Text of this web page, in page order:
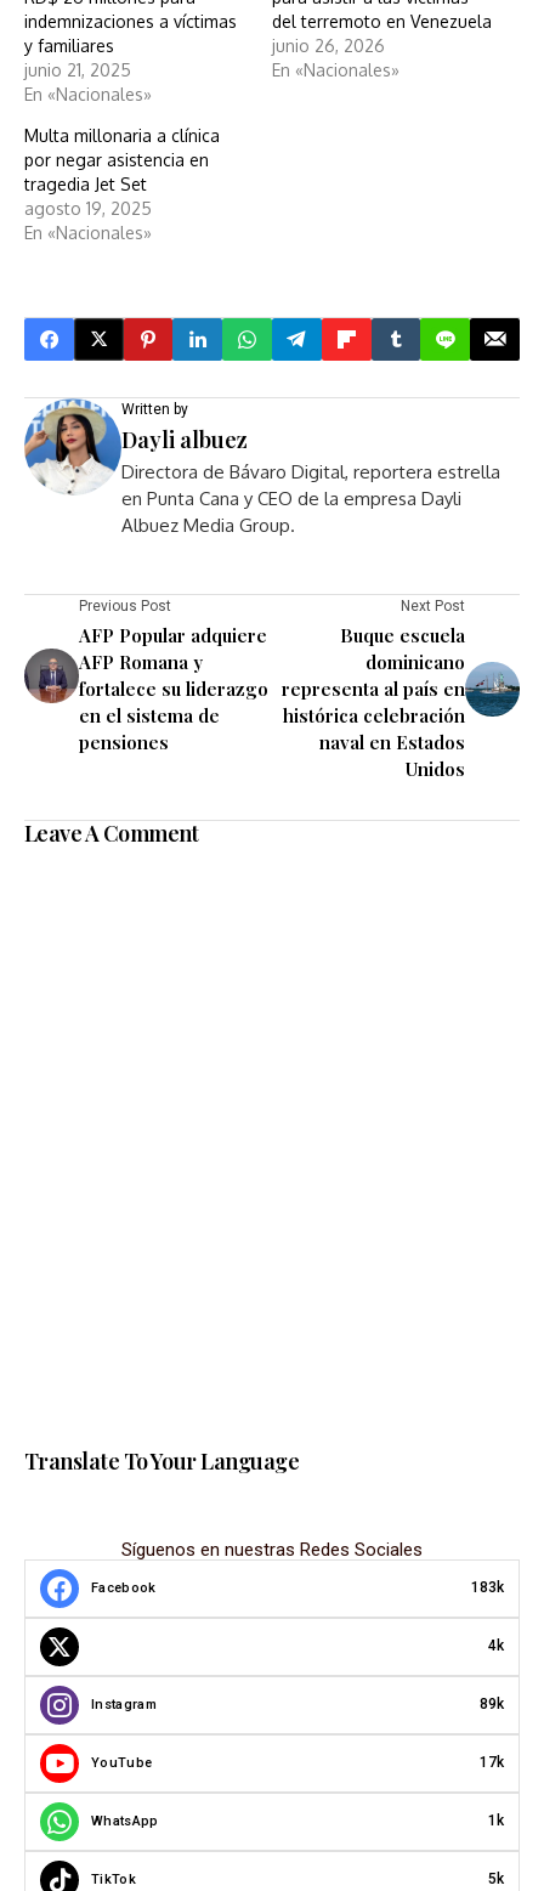
indemnizaciones a víctimas
y familiares
junio 21, 2025
En «Nacionales»
del terremoto en Venezuela
junio 26, 2026
En «Nacionales»
Multa millonaria a clínica
por negar asistencia en
tragedia Jet Set
agosto 19, 2025
En «Nacionales»
Written by
Dayli albuez
Directora de Bávaro Digital, reportera estrella
en Punta Cana y CEO de la empresa Dayli
Albuez Media Group.
Previous Post
AFP Popular adquiere
AFP Romana y
fortalece su liderazgo
en el sistema de
pensiones
Next Post
Buque escuela
dominicano
representa al país en
histórica celebración
naval en Estados
Unidos
Leave A Comment
Translate To Your Language
Síguenos en nuestras Redes Sociales
Facebook 183k
4k
Instagram 89k
YouTube 17k
WhatsApp 1k
TikTok 5k